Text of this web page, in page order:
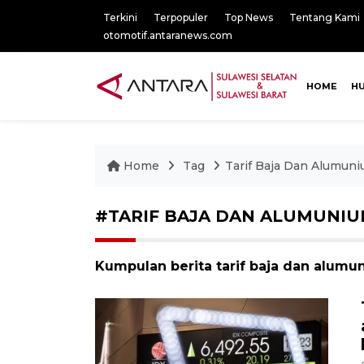
Terkini Terpopuler Top News
Tentang Kami
otomotif.antaranews.com
HOME
Home Tag Tarif Baja Dan
#TARIF BAJA DAN
Kumpulan berita tarif baja dan